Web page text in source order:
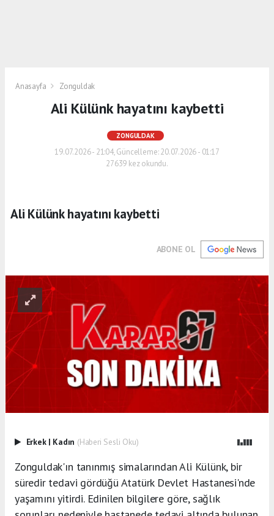
Anasayfa Zonguldak
Ali Külünk hayatını kaybetti
ZONGULDAK
19.07.2026 - 21:04, Güncelleme: 20.07.2026 - 01:17
27639 kez okundu.
Ali Külünk hayatını kaybetti
ABONE OL
Erkek | Kadın (Haberi Sesli Oku)
Zonguldak'ın tanınmış simalarından Ali Külünk, bir
süredir tedavi gördüğü Atatürk Devlet Hastanesi'nde
yaşamını yitirdi. Edinilen bilgilere göre, sağlık